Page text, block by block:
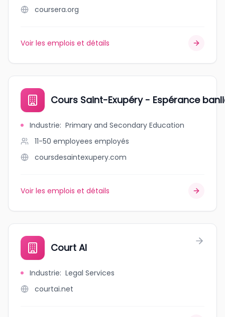
coursera.org
Voir les emplois et détails
Cours Saint-Exupéry - Espérance
Industrie: Primary and Secondary Education
11-50 employees employés
coursdesaintexupery.com
Voir les emplois et détails
Court AI
Industrie: Legal Services
courtai.net